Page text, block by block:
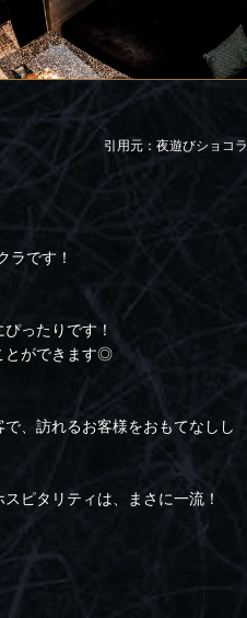
引用元：夜遊びショコラ
ラです！
ったりです！
とができます◎
、訪れるお客様をおもてなしし
ピタリティは、まさに一流！